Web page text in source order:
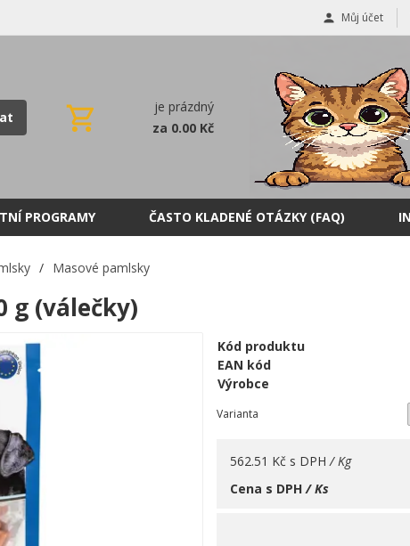
Můj účet
je prázdný
za 0.00 Kč
PROGRAMY ČASTO KLADENÉ OTÁZKY (FAQ)
/ Masové pamlsky
g (válečky)
Kód produktu
EAN kód
Výrobce
Varianta
562.51 Kč s DPH / Kg
Cena s DPH/ Ks